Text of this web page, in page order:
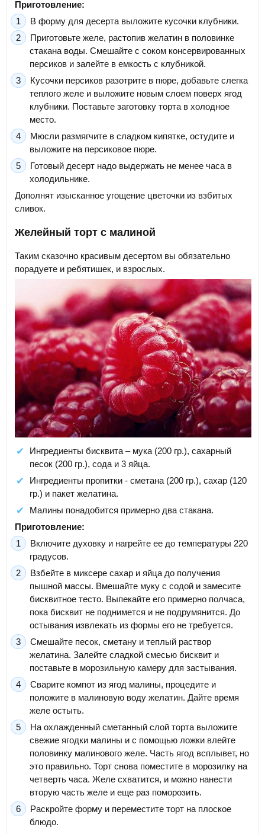
Приготовление:
В форму для десерта выложите кусочки клубники.
Приготовьте желе, растопив желатин в половинке
стакана воды. Смешайте с соком консервированных
персиков и залейте в емкость с клубникой.
Кусочки персиков разотрите в пюре, добавьте слегка
теплого желе и выложите новым слоем поверх ягод
клубники. Поставьте заготовку торта в холодное
место.
Мюсли размягчите в сладком кипятке, остудите и
выложите на персиковое пюре.
Готовый десерт надо выдержать не менее часа в
холодильнике.
Дополнят изысканное угощение цветочки из взбитых
сливок.
Желейный торт с малиной
Таким сказочно красивым десертом вы обязательно
порадуете и ребятишек, и взрослых.
Ингредиенты бисквита – мука (200 гр.), сахарный
песок (200 гр.), сода и 3 яйца.
Ингредиенты пропитки - сметана (200 гр.), сахар (120
гр.) и пакет желатина.
Малины понадобится примерно два стакана.
Приготовление:
Включите духовку и нагрейте ее до температуры 220
градусов.
Взбейте в миксере сахар и яйца до получения
пышной массы. Вмешайте муку с содой и замесите
бисквитное тесто. Выпекайте его примерно полчаса,
пока бисквит не поднимется и не подрумянится. До
остывания извлекать из формы его не требуется.
Смешайте песок, сметану и теплый раствор
желатина. Залейте сладкой смесью бисквит и
поставьте в морозильную камеру для застывания.
Сварите компот из ягод малины, процедите и
положите в малиновую воду желатин. Дайте время
желе остыть.
На охлажденный сметанный слой торта выложите
свежие ягодки малины и с помощью ложки влейте
половинку малинового желе. Часть ягод всплывет, но
это правильно. Торт снова поместите в морозилку на
четверть часа. Желе схватится, и можно нанести
вторую часть желе и еще раз поморозить.
Раскройте форму и переместите торт на плоское
блюдо.